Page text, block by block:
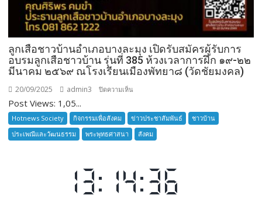
ลูกเสือชาวบ้านอำเภอบางละมุง เปิดรับสมัครผู้รับการ
อบรมลูกเสือชาวบ้าน รุ่นที่ 385 ห้วงเวลาการฝึก ๑๙-๒๒
มีนาคม ๒๕๖๙ ณโรงเรียนเมืองพัทยา๘ (วัดชัยมงคล)
20/09/2025 admin3 ปิดความเห็น
เสือ
ชาว
บ้าน
เปิด
รับ
Post Views: 1,05...
Hotnews Society กิจกรรมเพื่อสังคม ข่าวประชาสัมพันธ์
ชาวบ้าน
ประเพณีและวัฒนธรรม
พระพุทธศาสนา สังคม